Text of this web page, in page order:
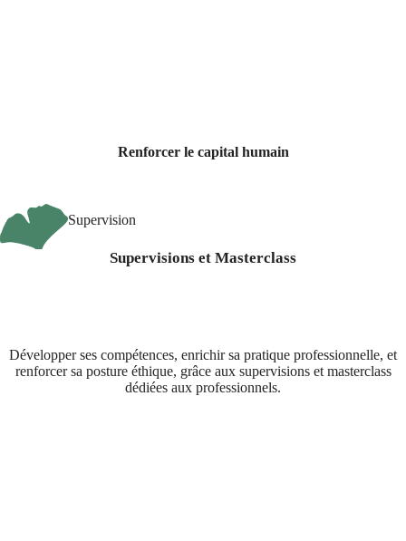
Renforcer le capital humain
Supervision
Supervisions et Masterclass
Développer ses compétences, enrichir sa pratique professionnelle, et
renforcer sa posture éthique, grâce aux supervisions et masterclass
dédiées aux professionnels.